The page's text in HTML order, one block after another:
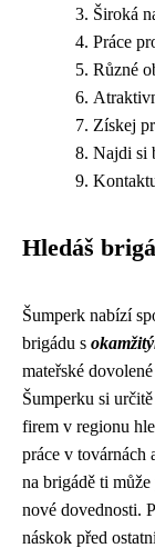
Široká
Práce
Různé
Získej
Najdi si
Hledáš
Šumperk nabízí
brigádu s
mateřské
Šumperku si
firem v regionu
práce v továrnách
na brigádě ti může
nové dovednosti.
náskok před